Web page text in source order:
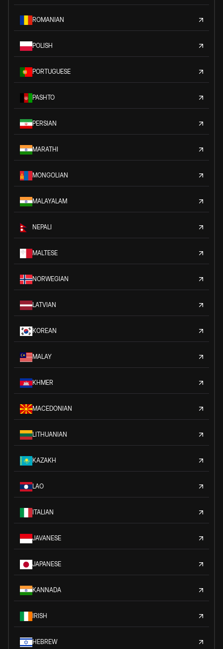
ROMANIAN
POLISH
PORTUGUESE
PASHTO
PERSIAN
MARATHI
MONGOLIAN
MALAYALAM
NEPALI
MALTESE
NORWEGIAN
LATVIAN
KOREAN
MALAY
KHMER
MACEDONIAN
LITHUANIAN
KAZAKH
LAO
ITALIAN
JAVANESE
JAPANESE
KANNADA
IRISH
HEBREW